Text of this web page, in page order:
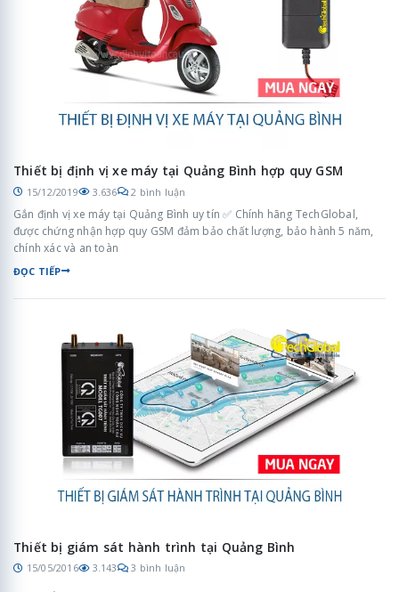
Thiết bị định vị xe máy tại Quảng Bình hợp quy GSM
15/12/2019 3.636 2 bình luận
Gắn định vị xe máy tại Quảng Bình uy tín ✅ Chính hãng TechGlobal,
được chứng nhận hợp quy GSM đảm bảo chất lượng, bảo hành 5 năm,
chính xác và an toàn
ĐỌC TIẾP
Thiết bị giám sát hành trình tại Quảng Bình
15/05/2016 3.143 3 bình luận